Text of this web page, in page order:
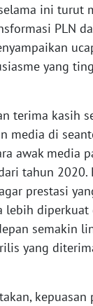
ini turut
PLN
yang
terima kasih
media di
awak media
tahun 2020.
prestasi
lebih diperkuat
semakin
yang
kepuasan